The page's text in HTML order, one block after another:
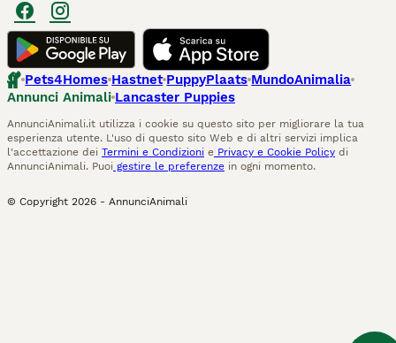
Pets4Homes Hastnet PuppyPlaats MundoAnimalia
Annunci Animali Lancaster Puppies
AnnunciAnimali.it utilizza i cookie su questo sito per migliorare la tua
esperienza utente. L'uso di questo sito Web e di altri servizi implica
l'accettazione dei Termini e Condizioni e Privacy e Cookie Policy di
AnnunciAnimali. Puoi gestire le preferenze in ogni momento.
© Copyright 2026 - AnnunciAnimali